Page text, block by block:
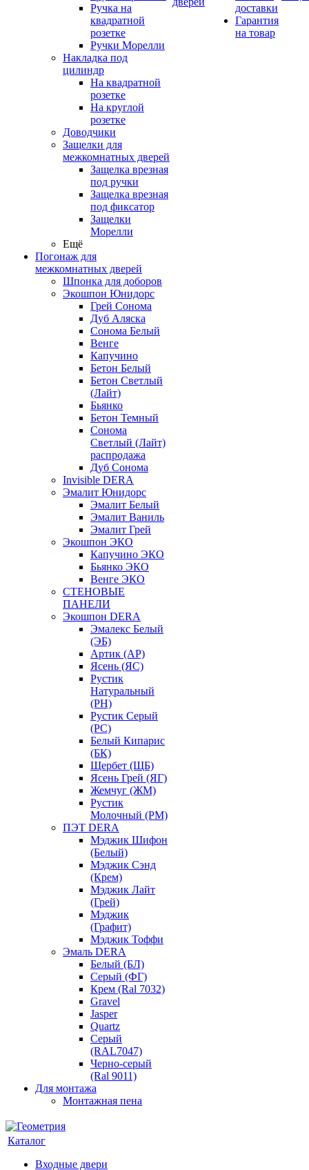
Ручка на
квадратной
розетке
Ручки Морелли
Накладка под
цилиндр
На квадратной
розетке
На круглой
розетке
Доводчики
Защелки для
межкомнатных дверей
Защелка врезная
под ручки
Защелка врезная
под фиксатор
Защелки
Морелли
Ещё
Погонаж для
межкомнатных дверей
Шпонка для доборов
Экошпон Юнидорс
Грей Сонома
Дуб Аляска
Сонома Белый
Венге
Капучино
Бетон Белый
Бетон Светлый
(Лайт)
Бьянко
Бетон Темный
Сонома
Светлый (Лайт)
распродажа
Дуб Сонома
Invisible DERA
Эмалит Юнидорс
Эмалит Белый
Эмалит Ваниль
Эмалит Грей
Экошпон ЭКО
Капучино ЭКО
Бьянко ЭКО
Венге ЭКО
СТЕНОВЫЕ
ПАНЕЛИ
Экошпон DERA
Эмалекс Белый
(ЭБ)
Артик (АР)
Ясень (ЯС)
Рустик
Натуральный
(РН)
Рустик Серый
(РС)
Белый Кипарис
(БК)
Щербет (ЩБ)
Ясень Грей (ЯГ)
Жемчуг (ЖМ)
Рустик
Молочный (РМ)
ПЭТ DERA
Мэджик Шифон
(Белый)
Мэджик Сэнд
(Крем)
Мэджик Лайт
(Грей)
Мэджик
(Графит)
Мэджик Тоффи
Эмаль DERA
Белый (БЛ)
Серый (ФГ)
Крем (Ral 7032)
Gravel
Jasper
Quartz
Серый
(RAL7047)
Черно-серый
(Ral 9011)
Для монтажа
Монтажная пена
доставки
Гарантия
на товар
Каталог
Входные двери